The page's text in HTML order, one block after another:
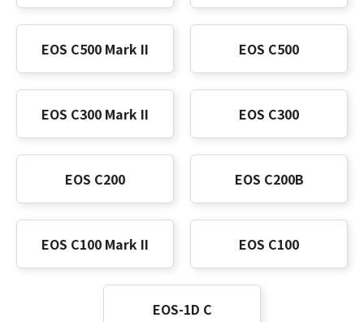
EOS C500 Mark II EOS C500
EOS C300 Mark II EOS C300
EOS C200 EOS C200B
EOS C100 Mark II EOS C100
EOS-1D C